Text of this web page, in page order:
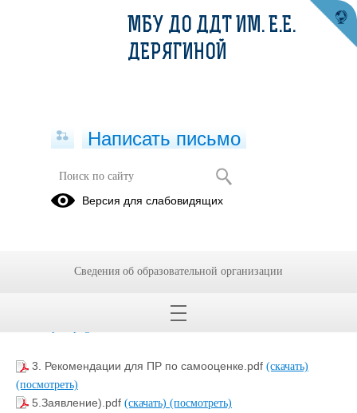
АТТЕСТАЦИЯ ПЕДАГОГИЧЕСКИХ
РАБОТНИКОВ
3. Рекомендации для ПР по самооценке.pdf (скачать)
(посмотреть)
5.Заявление).pdf (скачать) (посмотреть)
МБУ ДО ДДТ ИМ. Е.Е.
ДЕРЯГИНОЙ
Написать письмо
Версия для слабовидящих
Сведения об образовательной организации